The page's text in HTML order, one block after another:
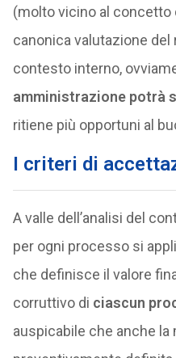
(molto vicino al concetto
canonica valutazione del
contesto interno,
amministrazione potrà
ritiene più opportuni al
I criteri di
A valle dell’analisi del
per ogni processo si
che definisce il valore
corruttivo di ciascun
auspicabile che anche la